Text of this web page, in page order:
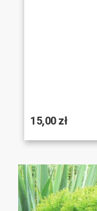
15,00 zł